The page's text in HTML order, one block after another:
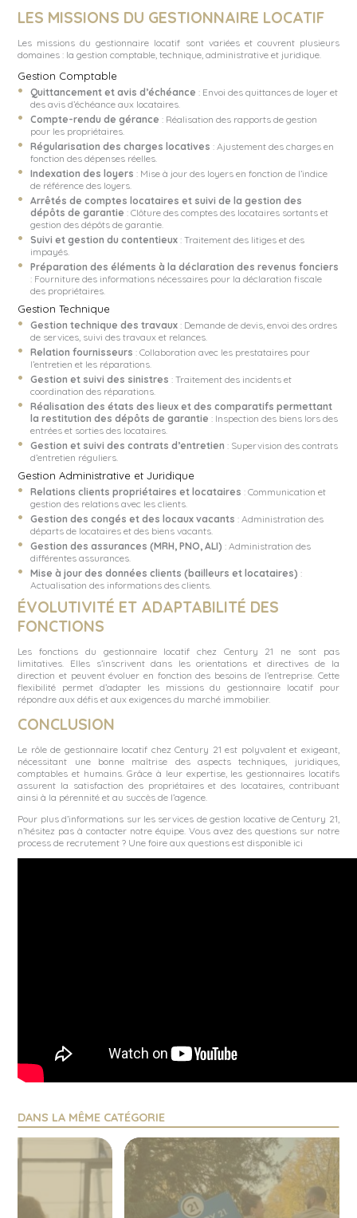
LES MISSIONS DU GESTIONNAIRE LOCATIF
Les missions du gestionnaire locatif sont variées et couvrent plusieurs
domaines : la gestion comptable, technique, administrative et juridique.
Gestion Comptable
Quittancement et avis d’échéance : Envoi des quittances de loyer et
des avis d’échéance aux locataires.
Compte-rendu de gérance : Réalisation des rapports de gestion
pour les propriétaires.
Régularisation des charges locatives : Ajustement des charges en
fonction des dépenses réelles.
Indexation des loyers : Mise à jour des loyers en fonction de l’indice
de référence des loyers.
Arrêtés de comptes locataires et suivi de la gestion des
dépôts de garantie : Clôture des comptes des locataires sortants et
gestion des dépôts de garantie.
Suivi et gestion du contentieux : Traitement des litiges et des
impayés.
Préparation des éléments à la déclaration des revenus fonciers
: Fourniture des informations nécessaires pour la déclaration fiscale
des propriétaires.
Gestion Technique
Gestion technique des travaux : Demande de devis, envoi des ordres
de services, suivi des travaux et relances.
Relation fournisseurs : Collaboration avec les prestataires pour
l’entretien et les réparations.
Gestion et suivi des sinistres : Traitement des incidents et
coordination des réparations.
Réalisation des états des lieux et des comparatifs permettant
la restitution des dépôts de garantie : Inspection des biens lors des
entrées et sorties des locataires.
Gestion et suivi des contrats d’entretien : Supervision des contrats
d’entretien réguliers.
Gestion Administrative et Juridique
Relations clients propriétaires et locataires : Communication et
gestion des relations avec les clients.
Gestion des congés et des locaux vacants : Administration des
départs de locataires et des biens vacants.
Gestion des assurances (MRH, PNO, ALI) : Administration des
différentes assurances.
Mise à jour des données clients (bailleurs et locataires) :
Actualisation des informations des clients.
ÉVOLUTIVITÉ ET ADAPTABILITÉ DES
FONCTIONS
Les fonctions du gestionnaire locatif chez Century 21 ne sont pas
limitatives. Elles s’inscrivent dans les orientations et directives de la
direction et peuvent évoluer en fonction des besoins de l’entreprise. Cette
flexibilité permet d’adapter les missions du gestionnaire locatif pour
répondre aux défis et aux exigences du marché immobilier.
CONCLUSION
Le rôle de gestionnaire locatif chez Century 21 est polyvalent et exigeant,
nécessitant une bonne maîtrise des aspects techniques, juridiques,
comptables et humains. Grâce à leur expertise, les gestionnaires locatifs
assurent la satisfaction des propriétaires et des locataires, contribuant
ainsi à la pérennité et au succès de l’agence.
Pour plus d’informations sur les services de gestion locative de Century 21,
n’hésitez pas à contacter notre équipe. Vous avez des questions sur notre
process de recrutement ? Une foire aux questions est disponible ici
DANS LA MÊME CATÉGORIE